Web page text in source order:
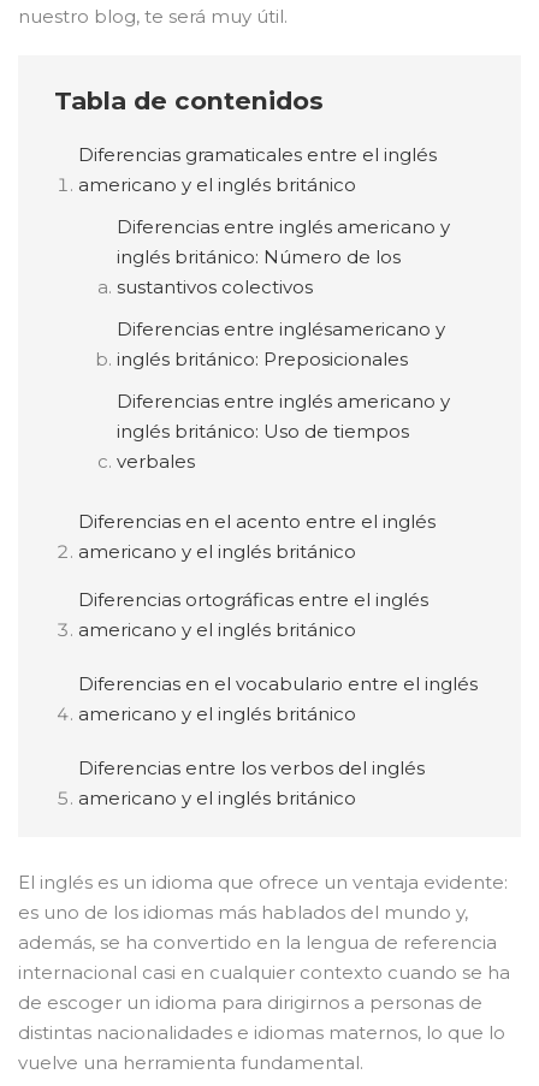
nuestro blog, te será muy útil.
Tabla de contenidos
Diferencias gramaticales entre el inglés
americano y el inglés británico
Diferencias entre inglés americano y
inglés británico: Número de los
sustantivos colectivos
Diferencias entre inglésamericano y
inglés británico: Preposicionales
Diferencias entre inglés americano y
inglés británico: Uso de tiempos
verbales
Diferencias en el acento entre el inglés
americano y el inglés británico
Diferencias ortográficas entre el inglés
americano y el inglés británico
Diferencias en el vocabulario entre el inglés
americano y el inglés británico
Diferencias entre los verbos del inglés
americano y el inglés británico
El inglés es un idioma que ofrece un ventaja evidente:
es uno de los idiomas más hablados del mundo y,
además, se ha convertido en la lengua de referencia
internacional casi en cualquier contexto cuando se ha
de escoger un idioma para dirigirnos a personas de
distintas nacionalidades e idiomas maternos, lo que lo
vuelve una herramienta fundamental.